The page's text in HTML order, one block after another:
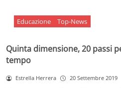
Educazione Top-News
Quinta dimensione, 20 passi
tempo
Estrella Herrera 20 Settembre 2019